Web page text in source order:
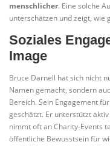
menschlicher. Eine solche
unterschätzen und zeigt, wie
Soziales
Image
Bruce Darnell hat sich nicht
Namen gemacht, sondern
Bereich. Sein Engagement für
geschätzt. Er unterstützt
nimmt oft an Charity-Events
öffentliche Bewusstsein für